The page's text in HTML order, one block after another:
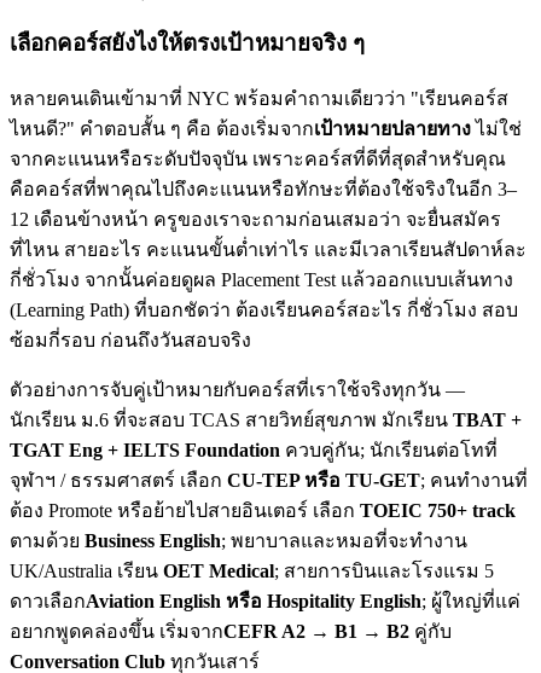
เลือกคอร์สยังไงให้ตรงเป้าหมายจริง ๆ
หลายคนเดินเข้ามาที่ NYC พร้อมคำถามเดียวว่า "เรียนคอร์ส
ไหนดี?" คำตอบสั้น ๆ คือ ต้องเริ่มจากเป้าหมายปลายทางไม่ใช่
จากคะแนนหรือระดับปัจจุบัน เพราะคอร์สที่ดีที่สุดสำหรับคุณ
คือคอร์สที่พาคุณไปถึงคะแนนหรือทักษะที่ต้องใช้จริงในอีก 3–
12 เดือนข้างหน้า ครูของเราจะถามก่อนเสมอว่า จะยื่นสมัคร
ที่ไหน สายอะไร คะแนนขั้นต่ำเท่าไร และมีเวลาเรียนสัปดาห์ละ
กี่ชั่วโมง จากนั้นค่อยดูผล Placement Test แล้วออกแบบเส้นทาง
(Learning Path) ที่บอกชัดว่า ต้องเรียนคอร์สอะไร กี่ชั่วโมง สอบ
ซ้อมกี่รอบ ก่อนถึงวันสอบจริง
ตัวอย่างการจับคู่เป้าหมายกับคอร์สที่เราใช้จริงทุกวัน —
นักเรียน ม.6 ที่จะสอบ TCAS สายวิทย์สุขภาพ มักเรียน TBAT +
TGAT Eng + IELTS Foundation ควบคู่กัน; นักเรียนต่อโทที่
จุฬาฯ / ธรรมศาสตร์ เลือก CU-TEP หรือ TU-GET; คนทำงานที่
ต้อง Promote หรือย้ายไปสายอินเตอร์ เลือก TOEIC 750+ track
ตามด้วย Business English; พยาบาลและหมอที่จะทำงาน
UK/Australia เรียน OET Medical; สายการบินและโรงแรม 5
ดาวเลือกAviation English หรือ Hospitality English; ผู้ใหญ่ที่แค่
อยากพูดคล่องขึ้น เริ่มจากCEFR A2 → B1 → B2 คู่กับ
Conversation Club ทุกวันเสาร์